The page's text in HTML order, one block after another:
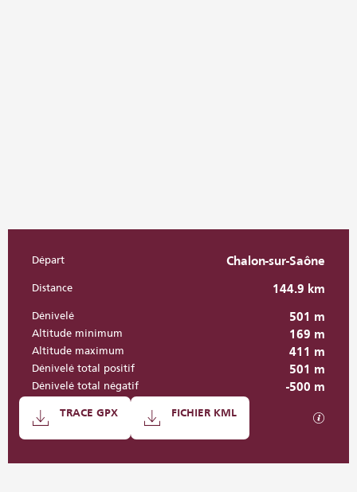
Informations pratiques
Départ Chalon-sur-Saône
Distance 144.9 km
Dénivelé 501 m
Altitude minimum 169 m
Altitude maximum 411 m
Dénivelé total positif 501 m
Dénivelé total négatif -500 m
Documentation
TRACE GPX FICHIER KML